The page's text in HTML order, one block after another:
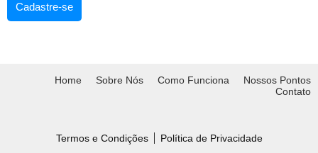
Cadastre-se
Termos e Condições Política de Privacidade
Home Sobre Nós Como Funciona
Nossos Pontos
Contato